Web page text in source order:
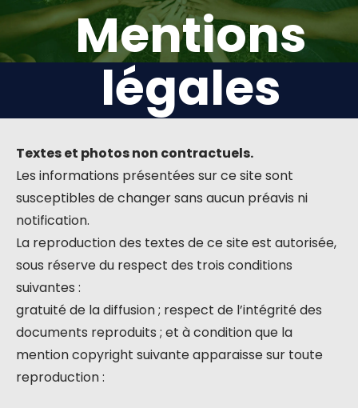
Mentions
légales
Textes et photos non contractuels.
Les informations présentées sur ce site sont
susceptibles de changer sans aucun préavis ni
notification.
La reproduction des textes de ce site est autorisée,
sous réserve du respect des trois conditions
suivantes :
gratuité de la diffusion ; respect de l’intégrité des
documents reproduits ; et à condition que la
mention copyright suivante apparaisse sur toute
reproduction :